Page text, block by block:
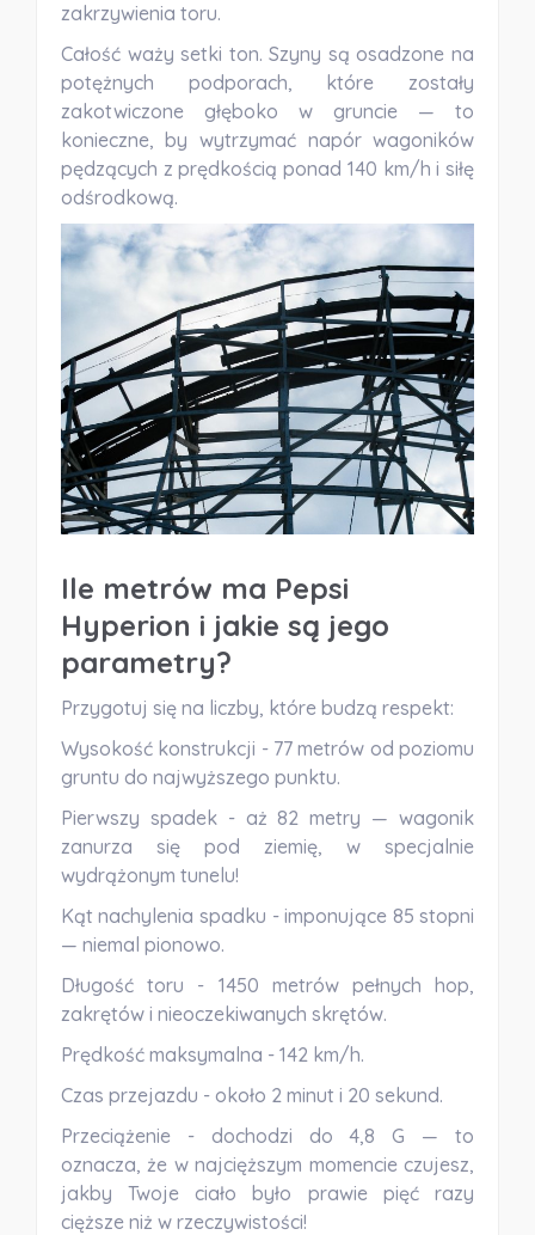
zakrzywienia toru.
Całość waży setki ton. Szyny są osadzone na
potężnych podporach, które zostały
zakotwiczone głęboko w gruncie — to
konieczne, by wytrzymać napór wagoników
pędzących z prędkością ponad 140 km/h i siłę
odśrodkową.
Ile metrów ma Pepsi
Hyperion i jakie są jego
parametry?
Przygotuj się na liczby, które budzą respekt:
Wysokość konstrukcji -77 metrów od poziomu
gruntu do najwyższego punktu.
Pierwszy spadek -aż 82 metry — wagonik
zanurza się pod ziemię, w specjalnie
wydrążonym tunelu!
Kąt nachylenia spadku -imponujące 85 stopni
— niemal pionowo.
Długość toru - 1450 metrów pełnych hop,
zakrętów i nieoczekiwanych skrętów.
Prędkość maksymalna -142 km/h.
Czas przejazdu -około 2 minut i 20 sekund.
Przeciążenie -dochodzi do 4,8 G — to
oznacza, że w najcięższym momencie czujesz,
jakby Twoje ciało było prawie pięć razy
cięższe niż w rzeczywistości!